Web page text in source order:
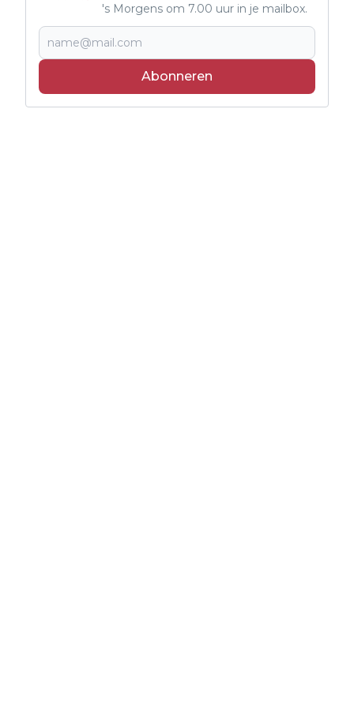
's Morgens om 7.00 uur in je mailbox.
Abonneren